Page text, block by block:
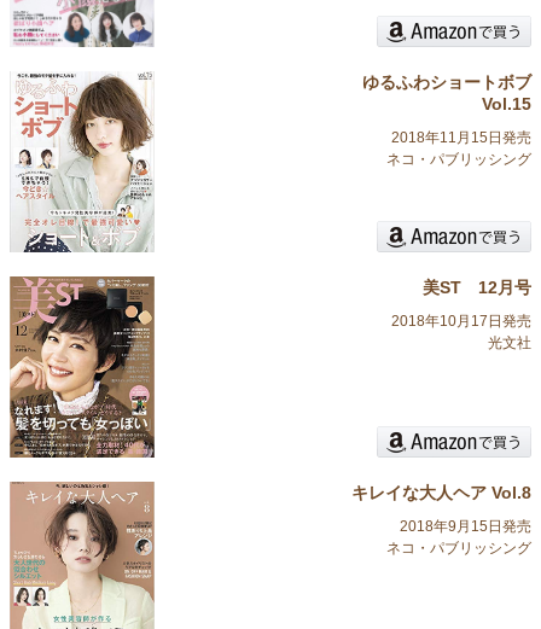
ゆるふわショートボブ
Vol.15
2018年11月15日発売
ネコ・パブリッシング
美ST 12月号
2018年10月17日発売
光文社
キレイな大人ヘア Vol.8
2018年9月15日発売
ネコ・パブリッシング